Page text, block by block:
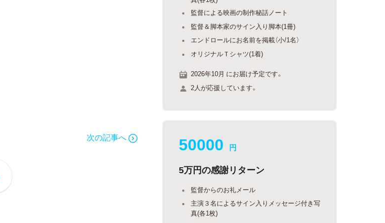
次の記事へ
監督による映画の制作秘話ノート
監督＆脚本家のサイン入り脚本(1冊)
エンドロールにお名前を掲載（小/1名）
オリジナルＴシャツ(1着)
2026年10月 にお届け予定です。
2人が応援しています。
50000 円
5万円の感謝リターン
監督からのお礼メール
主演３名によるサイン入りメッセージ付き写
真(各1枚)